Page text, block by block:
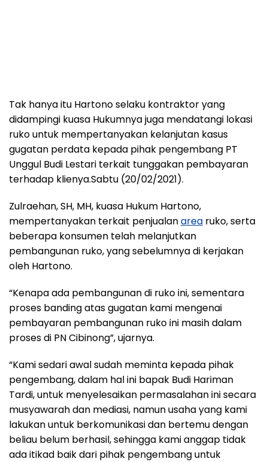
Tak hanya itu Hartono selaku kontraktor yang
didampingi kuasa Hukumnya juga mendatangi lokasi
ruko untuk mempertanyakan kelanjutan kasus
gugatan perdata kepada pihak pengembang PT
Unggul Budi Lestari terkait tunggakan pembayaran
terhadap klienya.Sabtu (20/02/2021).
Zulraehan, SH, MH, kuasa Hukum Hartono,
mempertanyakan terkait penjualanarea ruko, serta
beberapa konsumen telah melanjutkan
pembangunan ruko, yang sebelumnya di kerjakan
oleh Hartono.
“Kenapa ada pembangunan di ruko ini, sementara
proses banding atas gugatan kami mengenai
pembayaran pembangunan ruko ini masih dalam
proses di PN Cibinong”, ujarnya.
“Kami sedari awal sudah meminta kepada pihak
pengembang, dalam hal ini bapak Budi Hariman
Tardi, untuk menyelesaikan permasalahan ini secara
musyawarah dan mediasi, namun usaha yang kami
lakukan untuk berkomunikasi dan bertemu dengan
beliau belum berhasil, sehingga kami anggap tidak
ada itikad baik dari pihak pengembang untuk